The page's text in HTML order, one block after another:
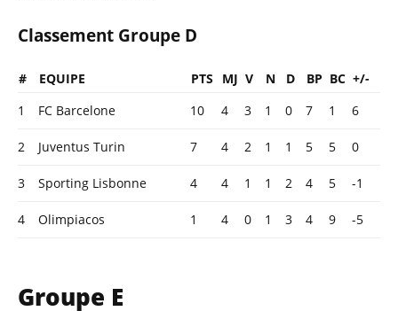
Classement Groupe D
# EQUIPE PTS MJ V N D BP BC +/-
1
FC Barcelone 10 4 3 1 0 7 1 6
2 Juventus Turin 7 4 2 1 1 5 5 0
3 Sporting Lisbonne 4 4 1 1 2 4 5 -1
4 Olimpiacos 1 4 0 1 3 4 9 -5
Groupe E